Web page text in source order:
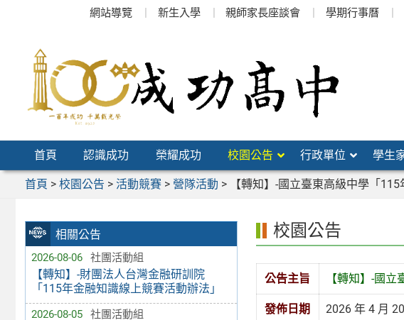
網站導覽 新生入學 親師家長座談會 學期行事曆
首頁 認識成功 榮耀成功 校園公告 行政單位 學生
首頁 > 校園公告 > 活動競賽> 營隊活動 > 【轉知】-國立臺東高級中學「
相關公告
2026-08-06 社團活動組
【轉知】-財團法人台灣金融研訓院
「115年金融知識線上競賽活動辦法」
2026-08-05 社團活動組
校園公告
公告主旨 【轉知】-國
發佈日期 2026 年 4 月